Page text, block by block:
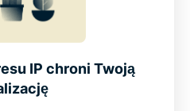
IP chroni Twoją